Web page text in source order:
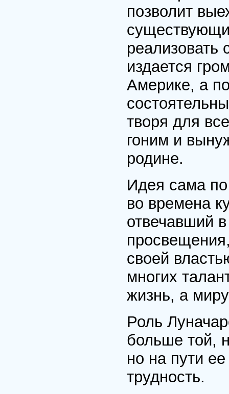
позволит
издается
Америке, а
творя для
гоним и
родине.
Идея сама
во времена
отвечавший
своей
многих
жизнь, а
Роль
больше той,
но на пути
трудность.